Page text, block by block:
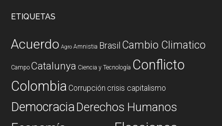
ETIQUETAS
Acuerdo Agro Amnistia Brasil Cambio Climatico
Campo Catalunya Ciencia y Tecnología Conflicto
Colombia Corrupción crisis capitalismo
DemocraciaDerechos Humanos